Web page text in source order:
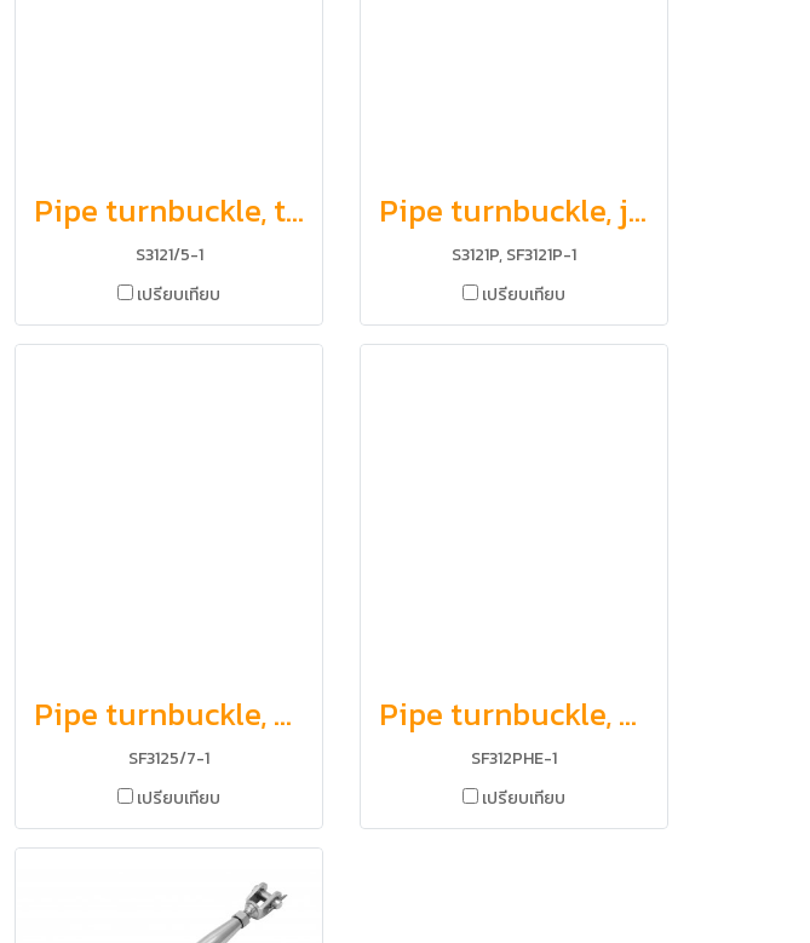
Pipe turnbuckle, toggle and swage stud
S3121/5-1
เปรียบเทียบ
Pipe turnbuckle, jaw and swage stud
S3121P, SF3121P-1
เปรียบเทียบ
Pipe turnbuckle, eye and toggle
SF3125/7-1
เปรียบเทียบ
Pipe turnbuckle, Hook and eye
SF312PHE-1
เปรียบเทียบ